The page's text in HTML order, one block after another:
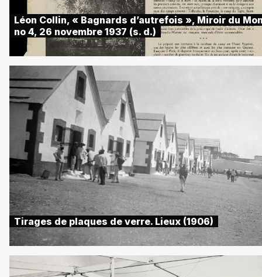
Léon Collin, « Bagnards d’autrefois », Miroir du
no 4, 26 novembre 1937 (s. d.)
Tirages de plaques de verre. Lieux (1906)